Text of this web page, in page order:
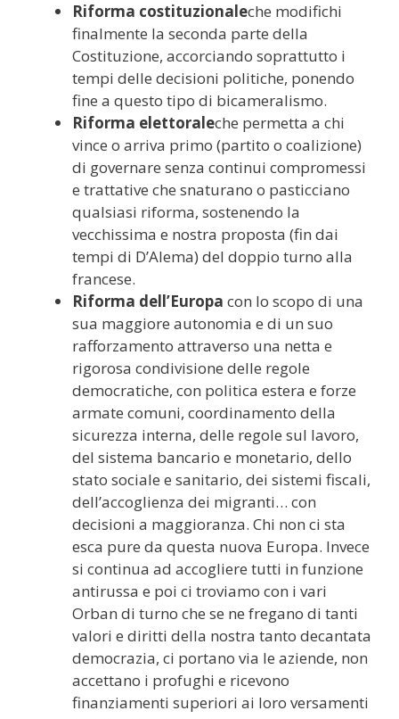
Riforma costituzionaleche modifichi
finalmente la seconda parte della
Costituzione, accorciando soprattutto i
tempi delle decisioni politiche, ponendo
fine a questo tipo di bicameralismo.
Riforma elettoraleche permetta a chi
vince o arriva primo (partito o coalizione)
di governare senza continui compromessi
e trattative che snaturano o pasticciano
qualsiasi riforma, sostenendo la
vecchissima e nostra proposta (fin dai
tempi di D’Alema) del doppio turno alla
francese.
Riforma dell’Europa con lo scopo di una
sua maggiore autonomia e di un suo
rafforzamento attraverso una netta e
rigorosa condivisione delle regole
democratiche, con politica estera e forze
armate comuni, coordinamento della
sicurezza interna, delle regole sul lavoro,
del sistema bancario e monetario, dello
stato sociale e sanitario, dei sistemi fiscali,
dell’accoglienza dei migranti… con
decisioni a maggioranza. Chi non ci sta
esca pure da questa nuova Europa. Invece
si continua ad accogliere tutti in funzione
antirussa e poi ci troviamo con i vari
Orban di turno che se ne fregano di tanti
valori e diritti della nostra tanto decantata
democrazia, ci portano via le aziende, non
accettano i profughi e ricevono
finanziamenti superiori ai loro versamenti